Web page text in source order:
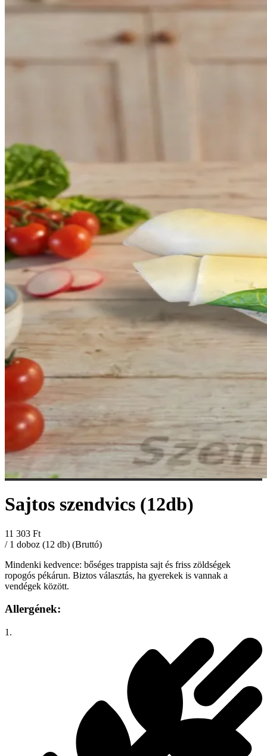
Sajtos szendvics (12db)
11 303 Ft
/ 1 doboz (12 db) (Bruttó)
Mindenki kedvence: bőséges trappista sajt és friss zöldségek
ropogós pékárun. Biztos választás, ha gyerekek is vannak a
vendégek között.
Allergének:
1.